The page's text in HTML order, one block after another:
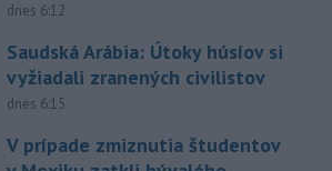
dnes 6:12
Saudská Arábia: Útoky húsíov si
vyžiadali zranených civilistov
dnes 6:15
V prípade zmiznutia študentov